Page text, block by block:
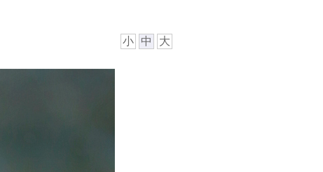
小 中 大